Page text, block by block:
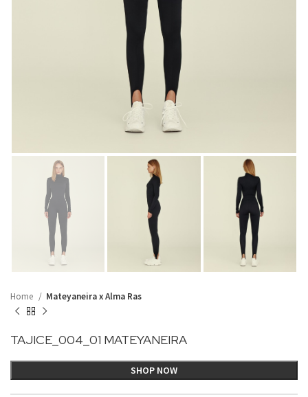
Home Mateyaneira x Alma Ras
TAJICE_004_01 MATEYANEIRA
SHOP NOW